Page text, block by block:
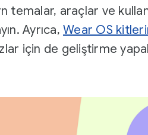
temalar, araçlar ve
Ayrıca, Wear OS
için de geliştirme